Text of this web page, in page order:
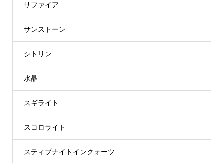
サファイア
サンストーン
シトリン
水晶
スギライト
スコロライト
スティブナイトインクォーツ